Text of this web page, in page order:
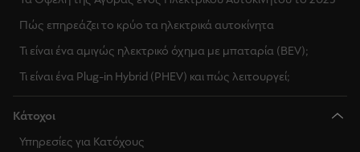
Online route import
Online voice assistant
Online POI search
Remote auxiliary heater
Online route calculation
Πώς επηρεάζει το κρύο τα ηλεκτρικά αυτοκίνητα
Τι είναι ένα αμιγώς ηλεκτρικό όχημα με μπαταρία (BEV);
Τι είναι ένα Plug-in Hybrid (PHEV) και πώς λειτουργεί;
Κάτοχοι
Υπηρεσίες για Κατόχους